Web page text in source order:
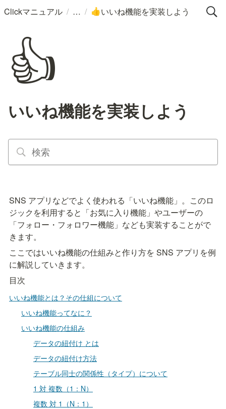
Clickマニュアル / / 👍いいね機能を実装しよう
👍
いいね機能を実装しよう
SNS アプリなどでよく使われる「いいね機能」。このロ
ジックを利用すると「お気に入り機能」やユーザーの
「フォロー・フォロワー機能」なども実装することがで
きます。
ここではいいね機能の仕組みと作り方を SNS アプリを例
に解説していきます。
目次
いいね機能とは？その仕組について
いいね機能ってなに？
いいね機能の仕組み
データの紐付け とは
データの紐付け方法
テーブル同士の関係性（タイプ）について
1 対 複数（1：N）
複数 対 1（N：1）